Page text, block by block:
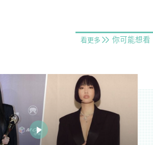
看更多 你可能想看